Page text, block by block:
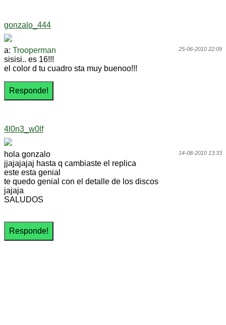
gonzalo_444
25-06-2010 22:09
a: Trooperman
sisisi.. es 16!!!
el color d tu cuadro sta muy buenoo!!!
4l0n3_w0lf
14-08-2010 13:33
hola gonzalo
jjajajajaj hasta q cambiaste el replica
este esta genial
te quedo genial con el detalle de los discos
jajaja
SALUDOS